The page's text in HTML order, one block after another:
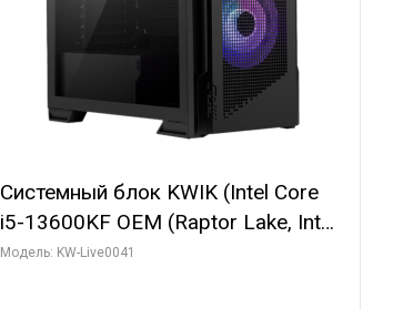
Системный блок KWIK (Intel Core
i5-13600KF OEM (Raptor Lake, Intel
7, C14 8EC/6PC/ 16 ГБ ОЗУ (2
Модель: KW-Live0041